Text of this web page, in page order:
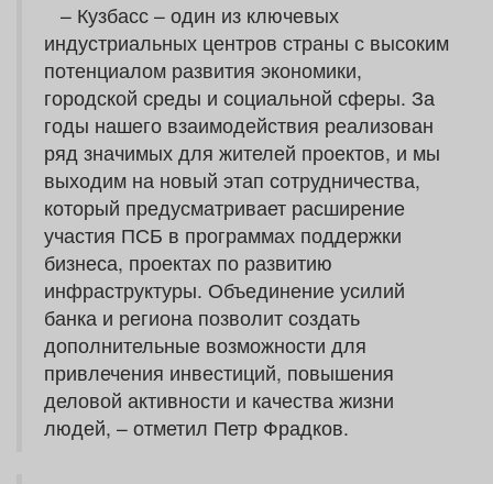
– Кузбасс – один из ключевых
индустриальных центров страны с высоким
потенциалом развития экономики,
городской среды и социальной сферы. За
годы нашего взаимодействия реализован
ряд значимых для жителей проектов, и мы
выходим на новый этап сотрудничества,
который предусматривает расширение
участия ПСБ в программах поддержки
бизнеса, проектах по развитию
инфраструктуры. Объединение усилий
банка и региона позволит создать
дополнительные возможности для
привлечения инвестиций, повышения
деловой активности и качества жизни
людей, – отметил Петр Фрадков.